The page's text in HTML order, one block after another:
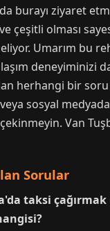
burayı ziyaret
çeşitli olması
Umarım bu
deneyiminizi
herhangi bir
sosyal
Van
Sorular
taksi